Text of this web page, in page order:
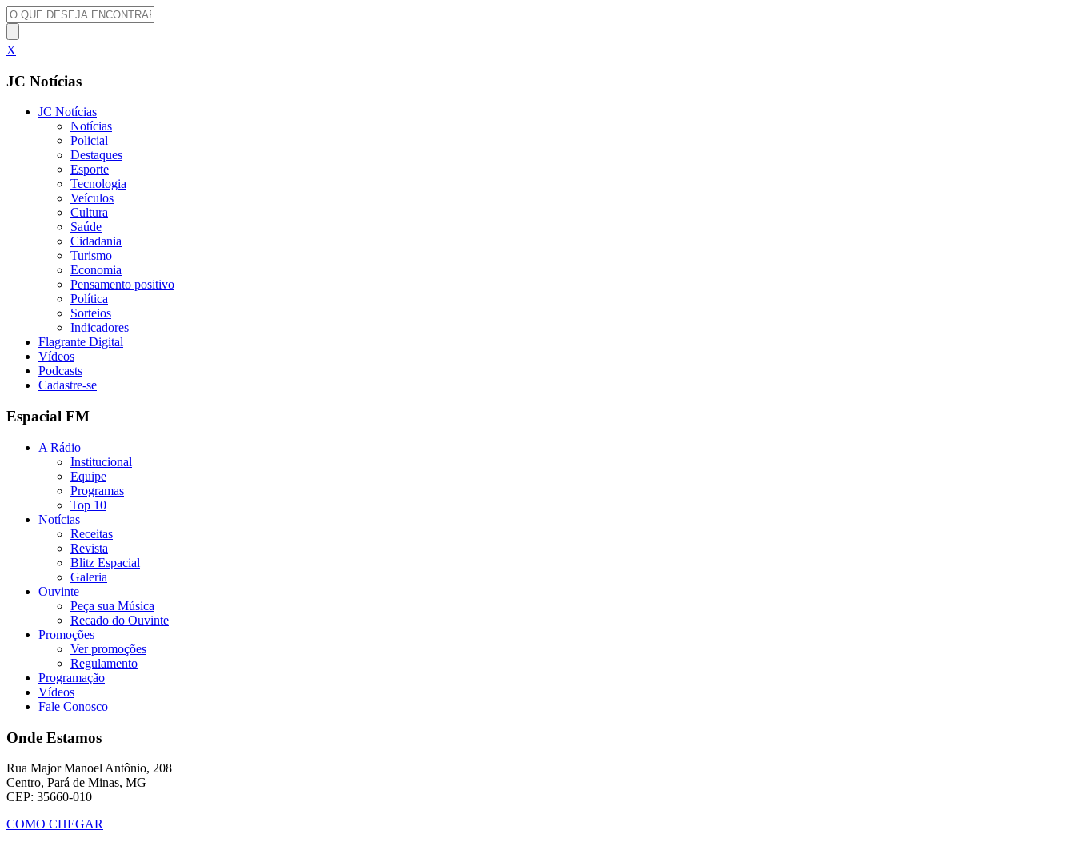
X
JC Notícias
JC Notícias
Notícias
Policial
Destaques
Esporte
Tecnologia
Veículos
Cultura
Saúde
Cidadania
Turismo
Economia
Pensamento positivo
Política
Sorteios
Indicadores
Flagrante Digital
Vídeos
Podcasts
Cadastre-se
Espacial FM
A Rádio
Institucional
Equipe
Programas
Top 10
Notícias
Receitas
Revista
Blitz Espacial
Galeria
Ouvinte
Peça sua Música
Recado do Ouvinte
Promoções
Ver promoções
Regulamento
Programação
Vídeos
Fale Conosco
Onde Estamos
Rua Major Manoel Antônio, 208
Centro, Pará de Minas, MG
CEP: 35660-010
COMO CHEGAR